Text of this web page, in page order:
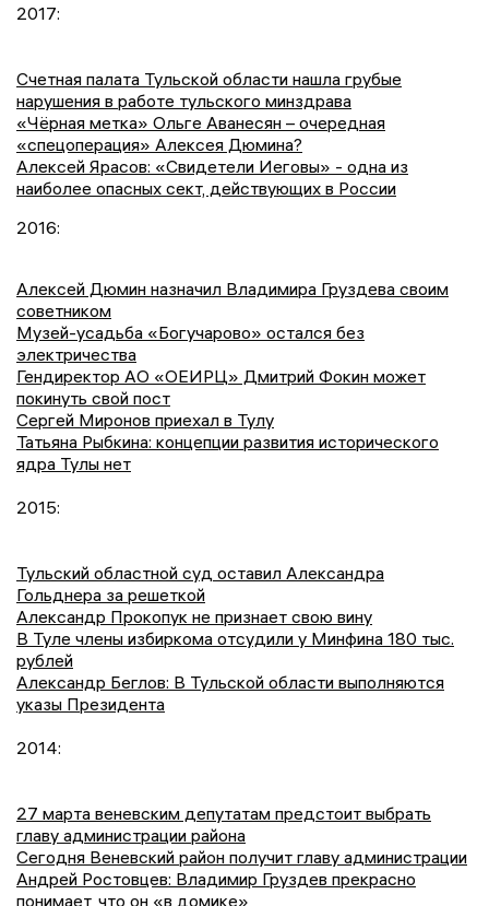
2017:
Счетная палата Тульской области нашла грубые
нарушения в работе тульского минздрава
«Чёрная метка» Ольге Аванесян – очередная
«спецоперация» Алексея Дюмина?
Алексей Ярасов: «Свидетели Иеговы» - одна из
наиболее опасных сект, действующих в России
2016:
Алексей Дюмин назначил Владимира Груздева своим
советником
Музей-усадьба «Богучарово» остался без
электричества
Гендиректор АО «ОЕИРЦ» Дмитрий Фокин может
покинуть свой пост
Сергей Миронов приехал в Тулу
Татьяна Рыбкина: концепции развития исторического
ядра Тулы нет
2015:
Тульский областной суд оставил Александра
Гольднера за решеткой
Александр Прокопук не признает свою вину
В Туле члены избиркома отсудили у Минфина 180 тыс.
рублей
Александр Беглов: В Тульской области выполняются
указы Президента
2014:
27 марта веневским депутатам предстоит выбрать
главу администрации района
Сегодня Веневский район получит главу администрации
Андрей Ростовцев: Владимир Груздев прекрасно
понимает, что он «в домике»